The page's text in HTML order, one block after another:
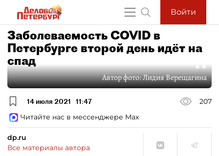
Войти
Заболеваемость COVID в
Петербурге второй день идёт на
спад
Автор фото:Лидия Верещагина
14 июля 2021 11:47
207
Читайте нас в мессенджере Max
dp.ru
Все материалы автора